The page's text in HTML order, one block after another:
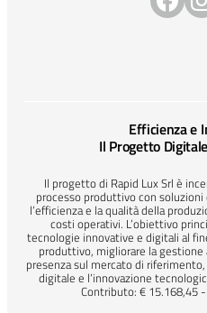
Efficienza e
Il Progetto
Il progetto di Rapid Lux Srl è
processo produttivo con
l’efficienza e la qualità della
costi operativi. L’obiettivo
tecnologie innovative e digitali al
produttivo, migliorare la
presenza sul mercato di
digitale e l’innovazione
Contributo: € 15.168,45 -